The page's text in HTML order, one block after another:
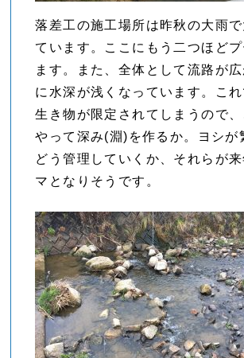
落差工の施工場所は昨秋の大雨
ています。ここにもう二つほどプ
ます。また、全体として流路が
に水深が浅くなっています。こ
生き物が限定されてしまうので、
やって深み(淵)を作るか。ヨシが
どう管理していくか、それらが
マとなりそうです。